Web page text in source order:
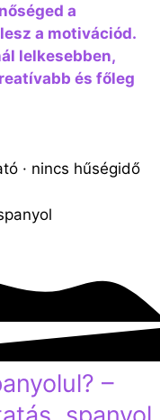
a
a motivációd.
lelkesebben,
és főleg
· nincs hűségidő
–